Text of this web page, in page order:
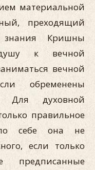
материальной
преходящий
Кришны
к вечной
вечной
обременены
Для духовной
правильное
себе она не
если только
предписанные